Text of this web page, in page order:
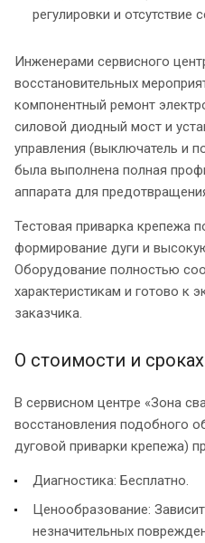
регулировки и отсутствие
Инженерами сервисного
восстановительных
компонентный ремонт
силовой диодный мост и
управления (выключатель и
была выполнена полная
аппарата для
Тестовая приварка крепежа
формирование дуги и
Оборудование полностью
характеристикам и готово к
заказчика.
О стоимости и
В сервисном центре «Зона
восстановления подобного
дуговой приварки крепежа)
Диагностика: Бесплатно.
Ценообразование:
незначительных